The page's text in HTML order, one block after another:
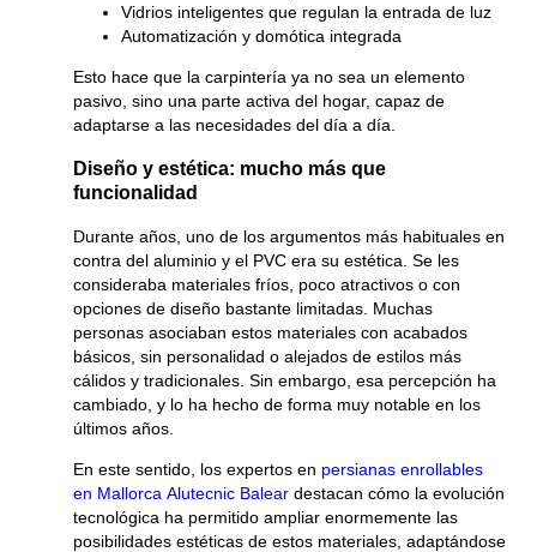
Vidrios inteligentes que regulan la entrada de luz
Automatización y domótica integrada
Esto hace que la carpintería ya no sea un elemento
pasivo, sino una parte activa del hogar, capaz de
adaptarse a las necesidades del día a día.
Diseño y estética: mucho más que
funcionalidad
Durante años, uno de los argumentos más habituales en
contra del aluminio y el PVC era su estética. Se les
consideraba materiales fríos, poco atractivos o con
opciones de diseño bastante limitadas. Muchas
personas asociaban estos materiales con acabados
básicos, sin personalidad o alejados de estilos más
cálidos y tradicionales. Sin embargo, esa percepción ha
cambiado, y lo ha hecho de forma muy notable en los
últimos años.
En este sentido, los expertos en persianas enrollables
en Mallorca Alutecnic Balear destacan cómo la evolución
tecnológica ha permitido ampliar enormemente las
posibilidades estéticas de estos materiales, adaptándose